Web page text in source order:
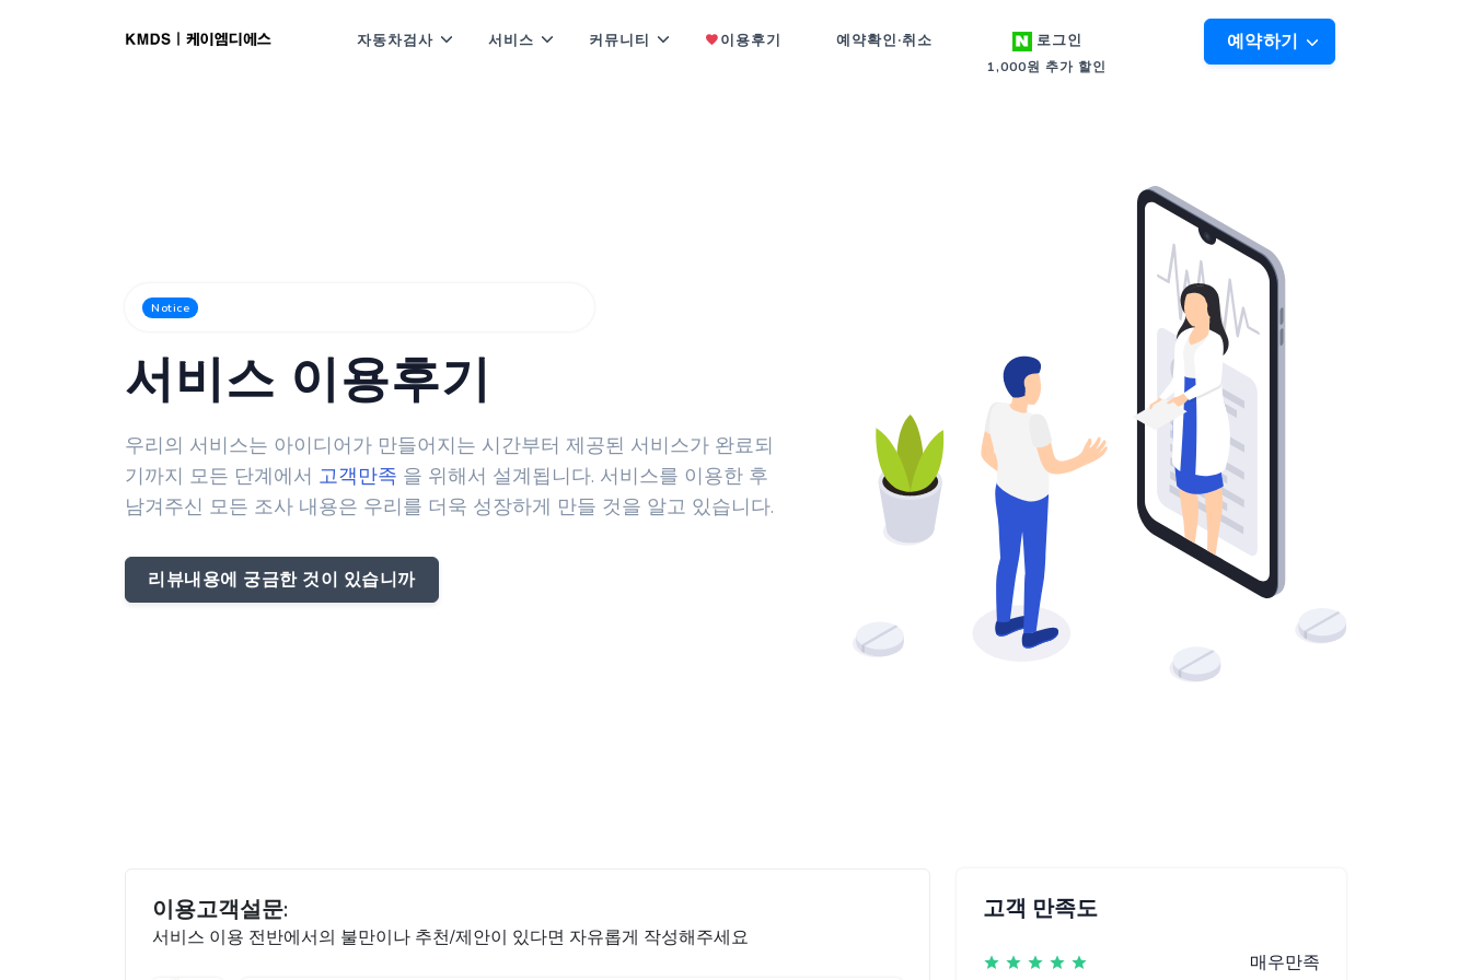
예약하기
자동차검사 서비스 커뮤니티 이용후기 예약확인·취소 로그인
1,000원 추가 할인
Notice
서비스 이용후기
우리의 서비스는 아이디어가 만들어지는 시간부터 제공된 서비스가 완료되
기까지 모든 단계에서 고객만족 을 위해서 설계됩니다. 서비스를 이용한 후
남겨주신 모든 조사 내용은 우리를 더욱 성장하게 만들 것을 알고 있습니다.
리뷰내용에 궁금한 것이 있습니까
이용고객설문:
서비스 이용 전반에서의 불만이나 추천/제안이 있다면 자유롭게 작성해주세요
고객 만족도
매우만족